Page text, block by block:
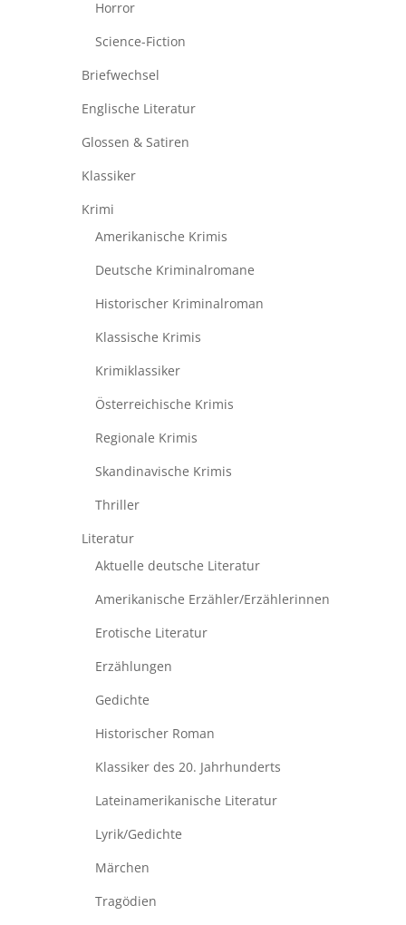
Horror
Science-Fiction
Briefwechsel
Englische Literatur
Glossen & Satiren
Klassiker
Krimi
Amerikanische Krimis
Deutsche Kriminalromane
Historischer Kriminalroman
Klassische Krimis
Krimiklassiker
Österreichische Krimis
Regionale Krimis
Skandinavische Krimis
Thriller
Literatur
Aktuelle deutsche Literatur
Amerikanische Erzähler/Erzählerinnen
Erotische Literatur
Erzählungen
Gedichte
Historischer Roman
Klassiker des 20. Jahrhunderts
Lateinamerikanische Literatur
Lyrik/Gedichte
Märchen
Tragödien